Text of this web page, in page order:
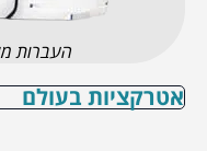
העברות
אטרקציות בעולם